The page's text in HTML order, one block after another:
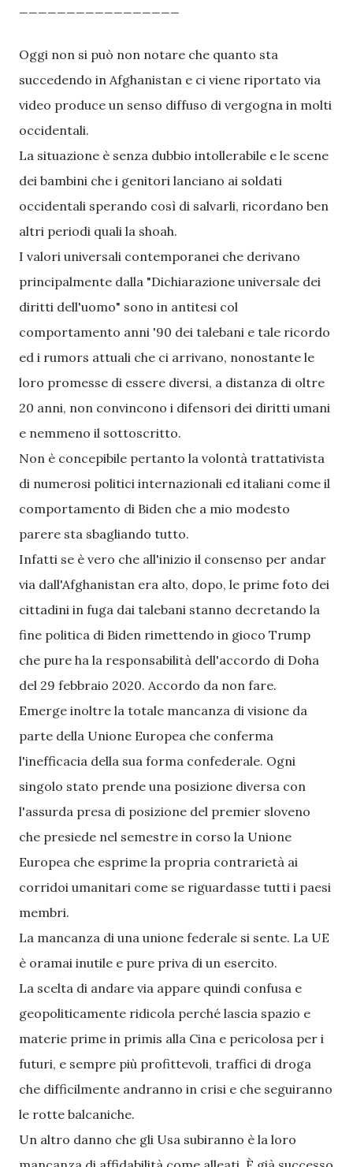
Oggi non si può non notare che quanto sta
succedendo in Afghanistan e ci viene riportato via
video produce un senso diffuso di vergogna in molti
occidentali.
La situazione è senza dubbio intollerabile e le scene
dei bambini che i genitori lanciano ai soldati
occidentali sperando così di salvarli, ricordano ben
altri periodi quali la shoah.
I valori universali contemporanei che derivano
principalmente dalla "Dichiarazione universale dei
diritti dell'uomo" sono in antitesi col
comportamento anni '90 dei talebani e tale ricordo
ed i rumors attuali che ci arrivano, nonostante le
loro promesse di essere diversi, a distanza di oltre
20 anni, non convincono i difensori dei diritti umani
e nemmeno il sottoscritto.
Non è concepibile pertanto la volontà trattativista
di numerosi politici internazionali ed italiani come il
comportamento di Biden che a mio modesto
parere sta sbagliando tutto.
Infatti se è vero che all'inizio il consenso per andar
via dall'Afghanistan era alto, dopo, le prime foto dei
cittadini in fuga dai talebani stanno decretando la
fine politica di Biden rimettendo in gioco Trump
che pure ha la responsabilità dell'accordo di Doha
del 29 febbraio 2020. Accordo da non fare.
Emerge inoltre la totale mancanza di visione da
parte della Unione Europea che conferma
l'inefficacia della sua forma confederale. Ogni
singolo stato prende una posizione diversa con
l'assurda presa di posizione del premier sloveno
che presiede nel semestre in corso la Unione
Europea che esprime la propria contrarietà ai
corridoi umanitari come se riguardasse tutti i paesi
membri.
La mancanza di una unione federale si sente. La UE
è oramai inutile e pure priva di un esercito.
La scelta di andare via appare quindi confusa e
geopoliticamente ridicola perché lascia spazio e
materie prime in primis alla Cina e pericolosa per i
futuri, e sempre più profittevoli, traffici di droga
che difficilmente andranno in crisi e che seguiranno
le rotte balcaniche.
Un altro danno che gli Usa subiranno è la loro